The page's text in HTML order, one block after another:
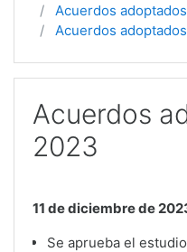
Acuerdos adoptados
Acuerdos
Acuerdos
2023
11 de diciembre de
Se aprueba el